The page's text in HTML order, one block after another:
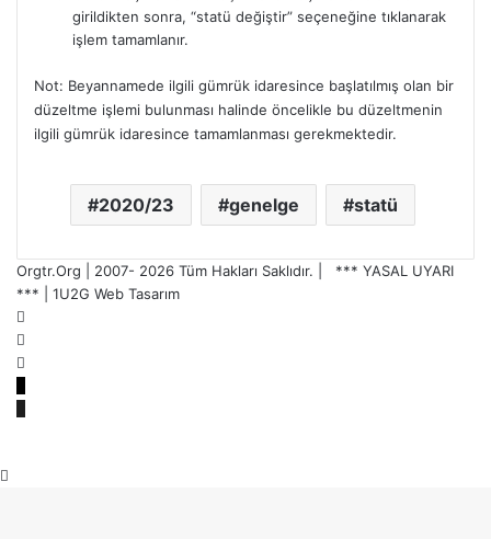
girildikten sonra, “statü değiştir” seçeneğine tıklanarak
işlem tamamlanır.
Not: Beyannamede ilgili gümrük idaresince başlatılmış olan bir
düzeltme işlemi bulunması halinde öncelikle bu düzeltmenin
ilgili gümrük idaresince tamamlanması gerekmektedir.
2020/23 genelge statü
Orgtr.Org | 2007- 2026 Tüm Hakları Saklıdır. | *** YASAL UYARI
***
1U2G Web Tasarım